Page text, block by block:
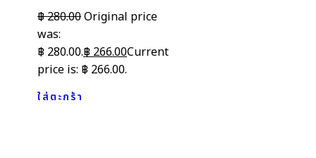
฿280.00Original price
was:
฿ 280.00.฿ 266.00Current
price is: ฿ 266.00.
ใส่ตะกร้า